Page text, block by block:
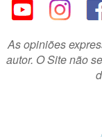
As opiniões
autor. O Site não